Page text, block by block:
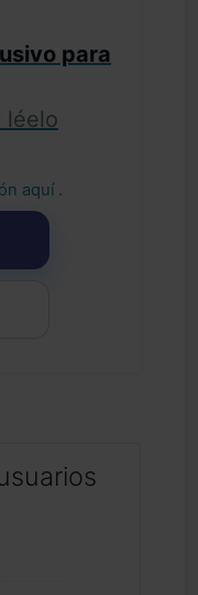
para
léelo
aquí .